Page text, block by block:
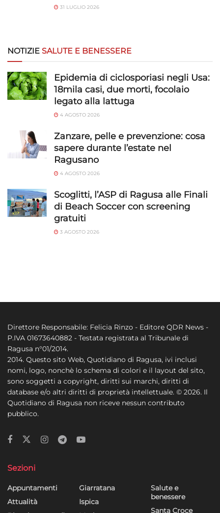
31 LUGLIO 2026
NOTIZIE SALUTE E BENESSERE
Epidemia di ciclosporiasi negli Usa:
18mila casi, due morti, focolaio
legato alla lattuga
4 AGOSTO 2026
Zanzare, pelle e prevenzione: cosa
sapere durante l’estate nel
Ragusano
4 AGOSTO 2026
Scoglitti, l’ASP di Ragusa alle Finali
di Beach Soccer con screening
gratuiti
3 AGOSTO 2026
Direttore Responsabile: Felicia Rinzo - Editore QDR News -
P.IVA 01673640882 - Testata registrata al Tribunale di
Ragusa n°01/2014.
2014. Questo sito Web, Quotidiano di Ragusa, ivi inclusi
nomi, logo, nonchè lo schema di colori e il layout del sito,
sono soggetti a copyright, diritti sui marchi, diritti di
database e/o altri diritti di proprietà intellettuale. © 2026. Il
Quotidiano di Ragusa non riceve nessun contributo
pubblico.
Sezioni
Appuntamenti
Attualità
Giarratana
Ispica
Salute e
benessere
Santa Croce